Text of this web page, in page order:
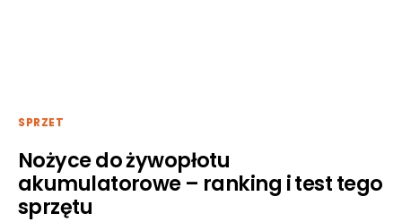
SPRZET
Nożyce do żywopłotu
akumulatorowe – ranking i test tego
sprzętu